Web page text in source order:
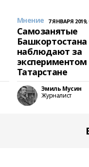
Мнение 7 ЯНВАРЯ 2019,
Самозанятые
Башкортостана
наблюдают за
экспериментом
Татарстане
Эмиль Мусин
Журналист